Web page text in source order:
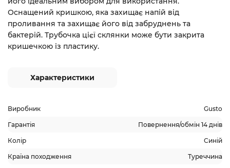
Оснащений кришкою, яка захищає напій від
проливання та захищає його від забруднень та
бактерій. Трубочка цієї склянки може бути закрита
кришечкою із пластику.
Характеристики
Виробник Gusto
Гарантія Повернення/обмін 14 днів
Колір Синій
Країна походження Туреччина